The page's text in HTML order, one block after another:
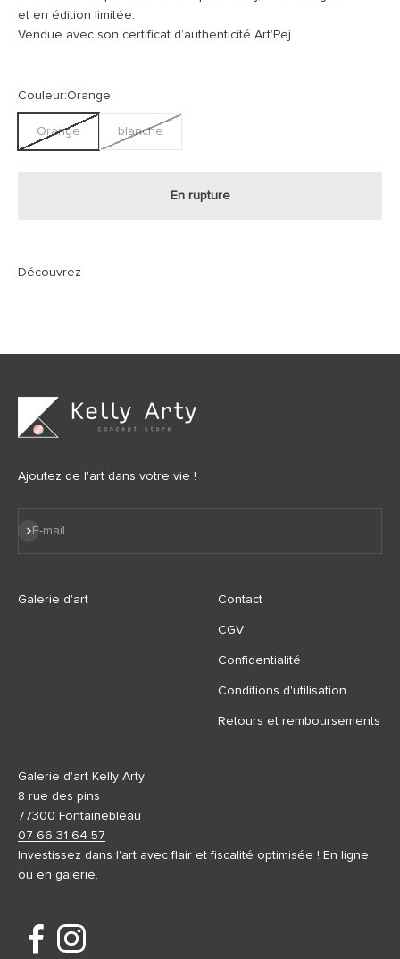
et en édition limitée.
Vendue avec son certificat d’authenticité Art’Pej.
Couleur:Orange
Orange blanche
En rupture
Ajoutez de l'art dans votre vie !
E-mail
S'inscrire
Galerie d'art Contact
CGV
Confidentialité
Conditions d'utilisation
Retours et remboursements
Galerie d'art Kelly Arty
8 rue des pins
77300 Fontainebleau
07 66 31 64 57
Investissez dans l'art avec flair et fiscalité optimisée ! En ligne
ou en galerie.